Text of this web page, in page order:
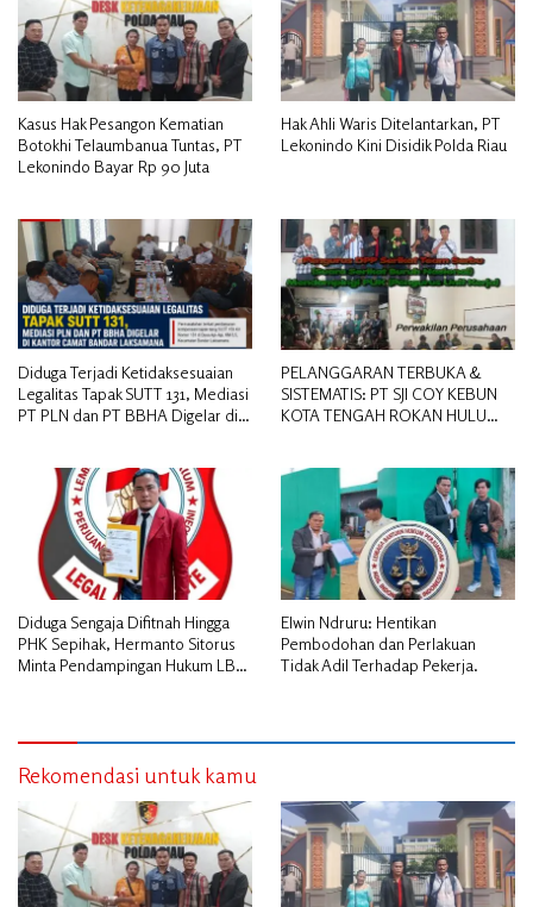
Kasus Hak Pesangon Kematian
Botokhi Telaumbanua Tuntas, PT
Lekonindo Bayar Rp 90 Juta
Hak Ahli Waris Ditelantarkan, PT
Lekonindo Kini Disidik Polda Riau
Diduga Terjadi Ketidaksesuaian
Legalitas Tapak SUTT 131, Mediasi
PT PLN dan PT BBHA Digelar di
PELANGGARAN TERBUKA &
SISTEMATIS: PT SJI COY KEBUN
KOTA TENGAH ROKAN HULU
Diduga Sengaja Difitnah Hingga
PHK Sepihak, Hermanto Sitorus
Minta Pendampingan Hukum LBH
Elwin Ndruru: Hentikan
Pembodohan dan Perlakuan
Tidak Adil Terhadap Pekerja.
Rekomendasi untuk kamu